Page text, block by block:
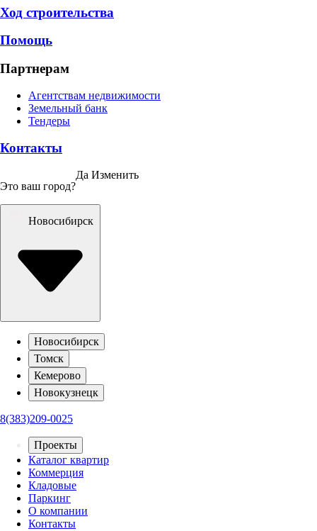
Ход строительства
Помощь
Партнерам
Агентствам недвижимости
Земельный банк
Тендеры
Контакты
Это ваш город?
Да Изменить
Новосибирск
Новосибирск
Томск
Кемерово
Новокузнецк
8(383)209-0025
Проекты
Каталог квартир
Коммерция
Кладовые
Паркинг
О компании
Контакты